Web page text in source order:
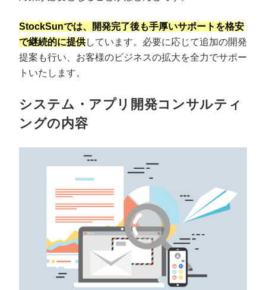
StockSunでは、開発完了後も手厚いサポートを格安
で継続的に提供しています。必要に応じて追加の開発
提案も行い、お客様のビジネスの拡大を全力でサポー
トいたします。
システム・アプリ開発コンサルティ
ングの内容